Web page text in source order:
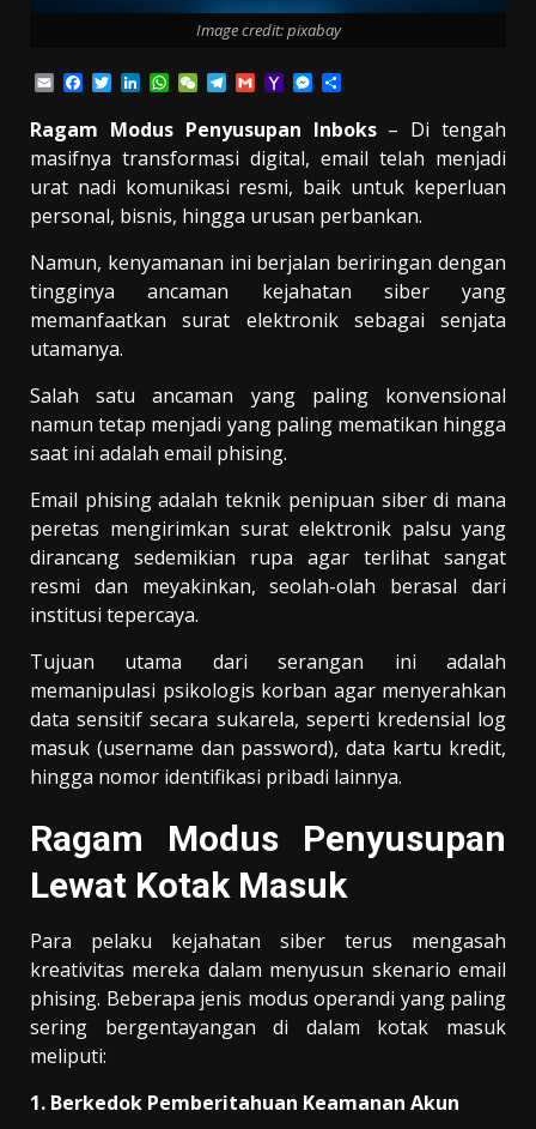
Image credit: pixabay
EmailFacebook
TwitterLinkedIn
WhatsApp
WeChatTelegram
GmailYahoo
Mail
Messenger
Ragam Modus Penyusupan Inboks– Di tengah
masifnya transformasi digital, email telah menjadi
urat nadi komunikasi resmi, baik untuk keperluan
personal, bisnis, hingga urusan perbankan.
Namun, kenyamanan ini berjalan beriringan dengan
tingginya ancaman kejahatan siber yang
memanfaatkan surat elektronik sebagai senjata
utamanya.
Salah satu ancaman yang paling konvensional
namun tetap menjadi yang paling mematikan hingga
saat ini adalah email phising.
Email phising adalah teknik penipuan siber di mana
peretas mengirimkan surat elektronik palsu yang
dirancang sedemikian rupa agar terlihat sangat
resmi dan meyakinkan, seolah-olah berasal dari
institusi tepercaya.
Tujuan utama dari serangan ini adalah
memanipulasi psikologis korban agar menyerahkan
data sensitif secara sukarela, seperti kredensial log
masuk (username dan password), data kartu kredit,
hingga nomor identifikasi pribadi lainnya.
Ragam Modus Penyusupan
Lewat Kotak Masuk
Para pelaku kejahatan siber terus mengasah
kreativitas mereka dalam menyusun skenario email
phising. Beberapa jenis modus operandi yang paling
sering bergentayangan di dalam kotak masuk
meliputi:
1. Berkedok Pemberitahuan Keamanan Akun